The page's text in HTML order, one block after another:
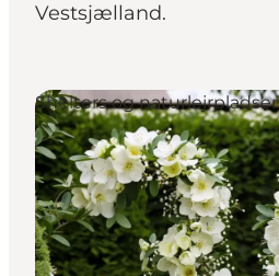
Vestsjælland.
Shelters og naturlejrpladser